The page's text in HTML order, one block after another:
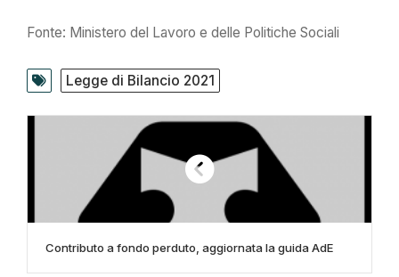
Fonte: Ministero del Lavoro e delle Politiche Sociali
Legge di Bilancio 2021
Contributo a fondo perduto, aggiornata la guida AdE